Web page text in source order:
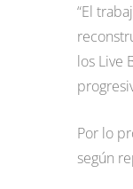
“El
los Live
Por lo
según